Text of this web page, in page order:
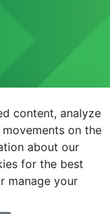
content, analyze
on the
about our
for the best
manage your